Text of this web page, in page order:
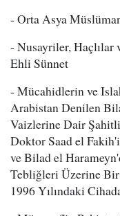
- Orta Asya
- Nusayriler, Haçlılar
Ehli Sünnet
- Mücahidlerin ve
Arabistan Denilen
Vaizlerine Dair
Doktor Saad el
ve Bilad el
Tebliğleri Üzerine
1996 Yılındaki